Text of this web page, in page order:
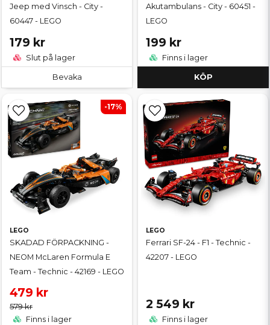
Jeep med Vinsch - City -
60447 - LEGO
179 kr
Slut på lager
Bevaka
Akutambulans - City - 60451 -
LEGO
199 kr
Finns i lager
KÖP
LEGO
SKADAD FÖRPACKNING -
NEOM McLaren Formula E
Team - Technic - 42169 - LEGO
579 kr
479 kr
Finns i lager
-17%
LEGO
Ferrari SF-24 - F1 - Technic -
42207 - LEGO
2 549 kr
Finns i lager